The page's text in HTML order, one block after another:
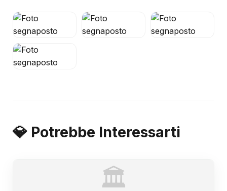
💎 Potrebbe Interessarti
🏛️